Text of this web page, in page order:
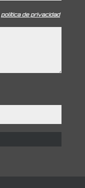
política de privacidad